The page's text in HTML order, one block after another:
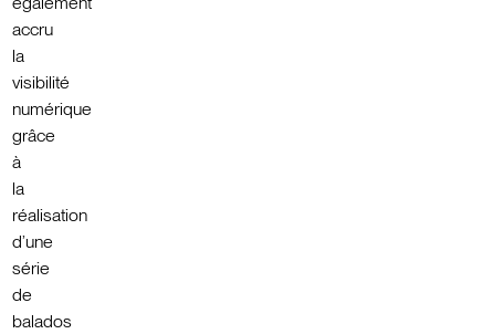
accru
la
visibilité
numérique
grâce
à
la
réalisation
d’une
série
de
balados